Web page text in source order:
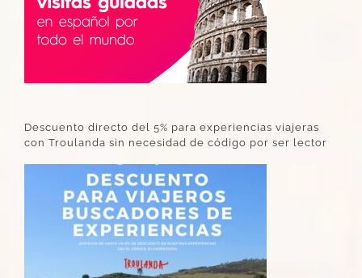
Descuento directo del 5% para experiencias viajeras
con Troulanda sin necesidad de código por ser lector